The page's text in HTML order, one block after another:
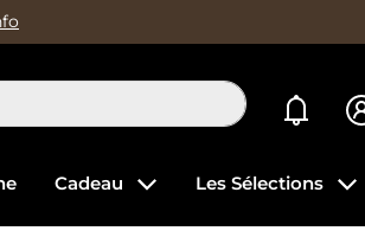
Mes
Cadeau Les Sélections